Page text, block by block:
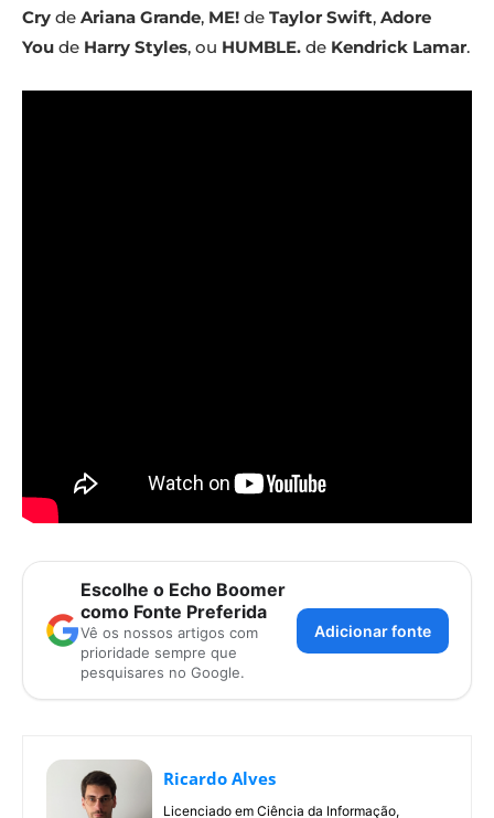
Cry de Ariana Grande, ME! de Taylor Swift, Adore
You de Harry Styles, ou HUMBLE. de Kendrick Lamar.
Escolhe o Echo Boomer
como Fonte Preferida
Vê os nossos artigos com
prioridade sempre que
pesquisares no Google.
Adicionar fonte
Ricardo Alves
Licenciado em Ciência da Informação,